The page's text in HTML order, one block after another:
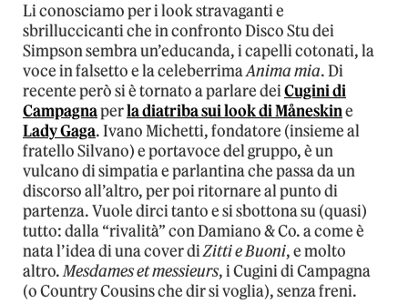
Li conosciamo per i look stravaganti e
sbrilluccicanti che in confronto Disco Stu dei
Simpson sembra un’educanda, i capelli cotonati, la
voce in falsetto e la celeberrimaAnima mia. Di
recente però si è tornato a parlare deiCugini di
Campagnaperla diatriba sui look di Måneskine
Lady Gaga. Ivano Michetti, fondatore (insieme al
fratello Silvano) e portavoce del gruppo, è un
vulcano di simpatia e parlantina che passa da un
discorso all’altro, per poi ritornare al punto di
partenza. Vuole dirci tanto e si sbottona su (quasi)
tutto: dalla “rivalità” con Damiano & Co. a come è
nata l’idea di una cover diZitti e Buoni, e molto
altro.Mesdames et messieurs, i Cugini di Campagna
(o Country Cousins che dir si voglia), senza freni.